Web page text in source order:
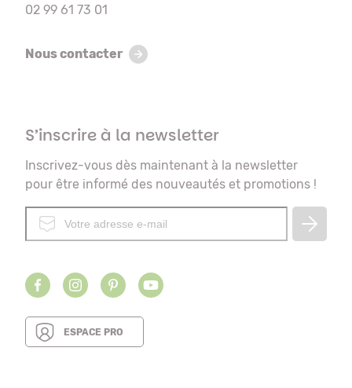
02 99 61 73 01
Nous contacter
S’inscrire à la newsletter
Inscrivez-vous dès maintenant à la newsletter
pour être informé des nouveautés et promotions !
ESPACE PRO